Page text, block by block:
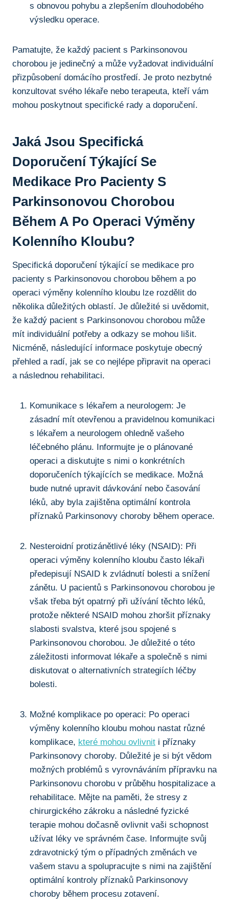
s obnovou pohybu‌ a zlepšením⁤ dlouhodobého
výsledku operace.
Pamatujte, že⁢ každý pacient s‌ Parkinsonovou
chorobou je jedinečný⁢ a může vyžadovat individuální
přizpůsobení domácího prostředí.‍ Je proto nezbytné
konzultovat svého lékaře nebo terapeuta, kteří vám
mohou poskytnout specifické rady a doporučení.
Jaká Jsou Specifická
Doporučení Týkající Se
Medikace Pro Pacienty⁢ S
Parkinsonovou Chorobou‌
Během A Po⁢ Operaci Výměny
Kolenního Kloubu?
Specifická doporučení týkající se medikace‌ pro
pacienty s Parkinsonovou chorobou během a po
operaci⁢ výměny kolenního kloubu lze rozdělit do
několika důležitých oblastí. Je důležité si uvědomit,
že každý pacient s Parkinsonovou chorobou může
mít individuální potřeby a odkazy se mohou lišit.‌
Nicméně, následující‌ informace poskytuje obecný
⁢přehled a radí, jak se co nejlépe připravit na operaci
a následnou rehabilitaci.
Komunikace s‍ lékařem a neurologem: Je
zásadní mít otevřenou ⁣a pravidelnou komunikaci
s lékařem a neurologem ohledně vašeho
léčebného plánu. Informujte je o plánované
operaci a diskutujte s nimi o konkrétních
doporučeních týkajících se medikace.⁣ Možná
bude‌ nutné upravit dávkování ​nebo časování
léků, aby byla zajištěna optimální kontrola
příznaků Parkinsonovy choroby během operace.
Nesteroidní protizánětlivé léky (NSAID): Při
operaci výměny kolenního kloubu často lékaři
předepisují NSAID k zvládnutí bolesti a snížení‌
zánětu. ⁤U pacientů s Parkinsonovou chorobou je
však třeba být ​opatrný při užívání těchto léků,
protože některé NSAID mohou zhoršit příznaky
slabosti svalstva, které jsou spojené⁣ s
Parkinsonovou chorobou. Je důležité o této
záležitosti informovat lékaře a společně s nimi
diskutovat o alternativních strategiích léčby
bolesti.
Možné komplikace po operaci: Po operaci
‌výměny kolenního ​kloubu ‌mohou nastat různé
komplikace, které mohou ovlivnit i příznaky
Parkinsonovy choroby. Důležité‌ je si být vědom​
možných problémů s vyrovnáváním přípravku na
Parkinsonovu chorobu ​v průběhu hospitalizace a
rehabilitace.​ Mějte ​na paměti, že ⁤stresy z
chirurgického zákroku a následné fyzické
terapie mohou dočasně ovlivnit vaši schopnost
užívat léky ve správném čase. Informujte svůj
zdravotnický tým o případných změnách ve
vašem stavu a spolupracujte s nimi na zajištění
optimální ⁢kontroly příznaků Parkinsonovy
choroby během procesu zotavení.